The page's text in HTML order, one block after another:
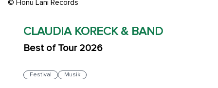
© Honu Lani Records
CLAUDIA KORECK & BAND
Best of Tour 2026
Festival Musik